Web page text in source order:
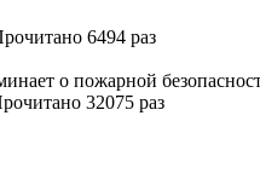
6494 раз
о пожарной
32075 раз